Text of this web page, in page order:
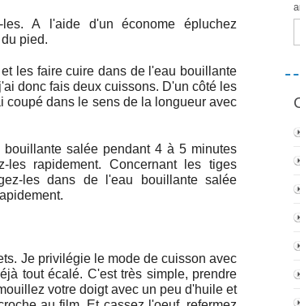
A l'aide d'un économe épluchez
pied.
les faire cuire dans de l'eau bouillante
donc fais deux cuissons. D'un côté les
coupé dans le sens de la longueur avec
salée pendant 4 à 5 minutes
rapidement. Concernant les tiges
les dans de l'eau bouillante salée
Je privilégie le mode de cuisson avec
tout écalé. C'est très simple, prendre
votre doigt avec un peu d'huile et